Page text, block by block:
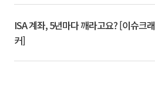
ISA 계좌, 5년마다 깨라고요? [이슈크래
커]